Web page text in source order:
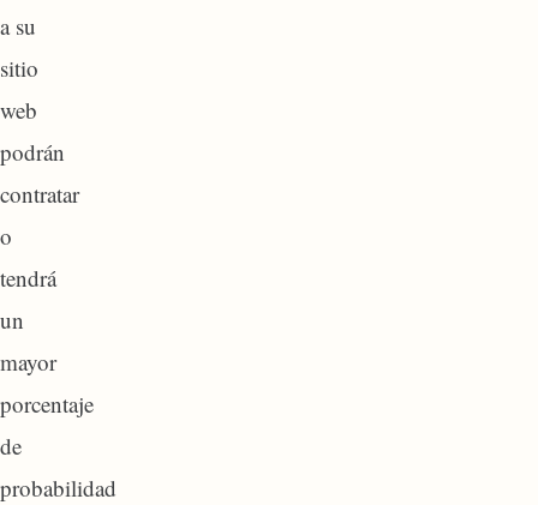
a su
sitio
web
podrán
contratar
o
tendrá
un
mayor
porcentaje
de
probabilidad